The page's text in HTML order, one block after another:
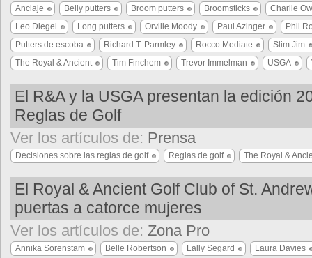
Anclaje Belly putters Broom putters Broomsticks
Charlie
Leo Diegel
Long putters Orville Moody Paul Azinger
Phil
Putters de escoba
Richard T. Parmley Rocco Mediate
Slim Jim
The Royal & Ancient
Tim Finchem Trevor Immelman USGA
El R&A y la USGA presentan la edición
Reglas de Golf
Ver los artículos de: Prensa
Decisiones sobre las reglas de golf Reglas de golf The Royal &
El Royal & Ancient Golf Club of St.
puertas a catorce mujeres
Ver los artículos de: Zona Pro
Annika Sorenstam Belle Robertson Lally Segard
Laura Davies